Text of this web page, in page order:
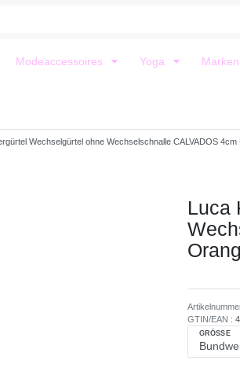
Modeaccessoires Yoga Marken
Wechselgürtel ohne Wechselschnalle CALVADOS
Luca
GTIN/EAN :
GRÖSSE